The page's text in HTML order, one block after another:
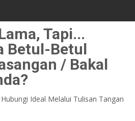
Tapi...
Betul-Betul
/ Bakal
Ideal Melalui Tulisan Tangan